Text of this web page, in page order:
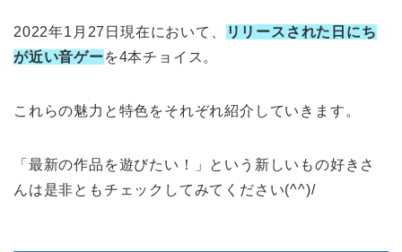
2022年1月27日現在において、
リリースされた日にち
が近い音ゲーを4本チョイス。
これらの魅力と特色をそれぞれ紹介していきます。
「最新の作品を遊びたい！」という新しいもの好きさ
んは是非ともチェックしてみてください(^^)/